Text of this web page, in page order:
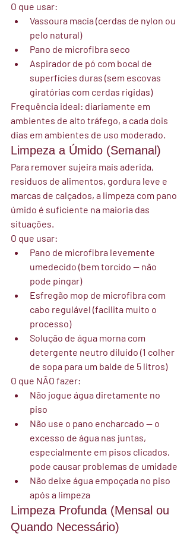
O que usar:
Vassoura macia (cerdas de nylon ou
pelo natural)
Pano de microfibra seco
Aspirador de pó com bocal de
superfícies duras (sem escovas
giratórias com cerdas rígidas)
Frequência ideal: diariamente em
ambientes de alto tráfego, a cada dois
dias em ambientes de uso moderado.
Limpeza a Úmido (Semanal)
Para remover sujeira mais aderida,
resíduos de alimentos, gordura leve e
marcas de calçados, a limpeza com pano
úmido é suficiente na maioria das
situações.
O que usar:
Pano de microfibra levemente
umedecido (bem torcido — não
pode pingar)
Esfregão mop de microfibra com
cabo regulável (facilita muito o
processo)
Solução de água morna com
detergente neutro diluído (1 colher
de sopa para um balde de 5 litros)
O que NÃO fazer:
Não jogue água diretamente no
piso
Não use o pano encharcado — o
excesso de água nas juntas,
especialmente em pisos clicados,
pode causar problemas de umidade
Não deixe água empoçada no piso
após a limpeza
Limpeza Profunda (Mensal ou
Quando Necessário)